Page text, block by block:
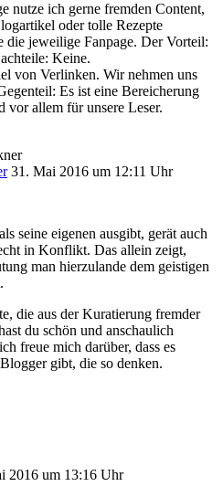
nutze ich gerne fremden Content,
oder tolle Rezepte
die jeweilige Fanpage. Der Vorteil:
Keine.
von Verlinken. Wir nehmen uns
Es ist eine Bereicherung
vor allem für unsere Leser.
31. Mai 2016 um 12:11 Uhr
seine eigenen ausgibt, gerät auch
in Konflikt. Das allein zeigt,
man hierzulande dem geistigen
die aus der Kuratierung fremder
du schön und anschaulich
freue mich darüber, dass es
gibt, die so denken.
2016 um 13:16 Uhr